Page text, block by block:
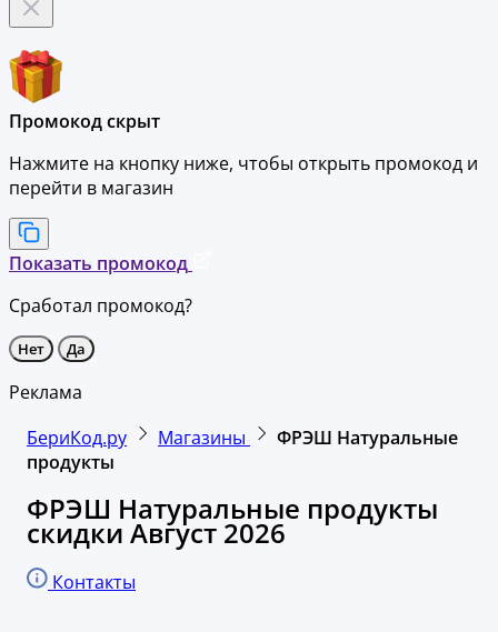
Промокод скрыт
Нажмите на кнопку ниже, чтобы открыть промокод и
перейти в магазин
Показать промокод
Сработал промокод?
Нет Да
Реклама
БериКод.ру
Магазины
ФРЭШ Натуральные
продукты
ФРЭШ Натуральные продукты
скидки Август 2026
Контакты